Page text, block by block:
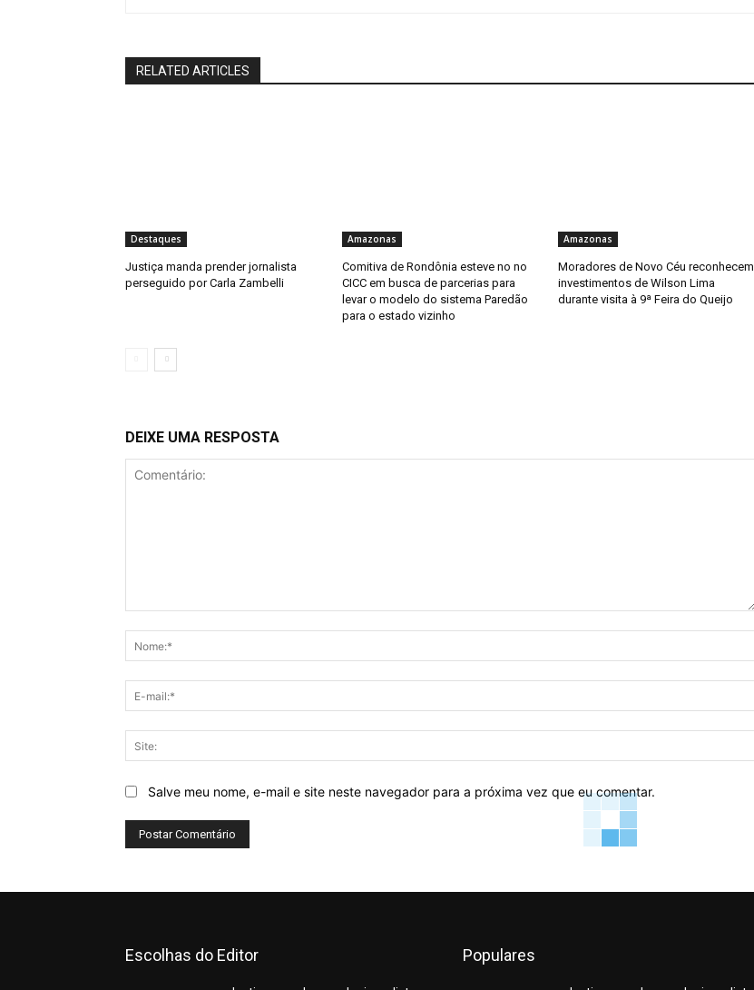
RELATED ARTICLES
Destaques
Justiça manda prender jornalista
perseguido por Carla Zambelli
Amazonas
Comitiva de Rondônia esteve no no
CICC em busca de parcerias para
levar o modelo do sistema Paredão
para o estado vizinho
Amazonas
Moradores de Novo Céu reconhecem
investimentos de Wilson Lima
durante visita à 9ª Feira do Queijo
DEIXE UMA RESPOSTA
Salve meu nome, e-mail e site neste navegador para a próxima vez que eu comentar.
Escolhas do Editor Populares